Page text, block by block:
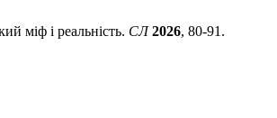
міф і реальність. СЛ 2026, 80-91.